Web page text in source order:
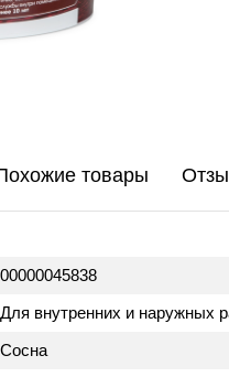
товары
00000045838
Для внутренних и наружных
Сосна